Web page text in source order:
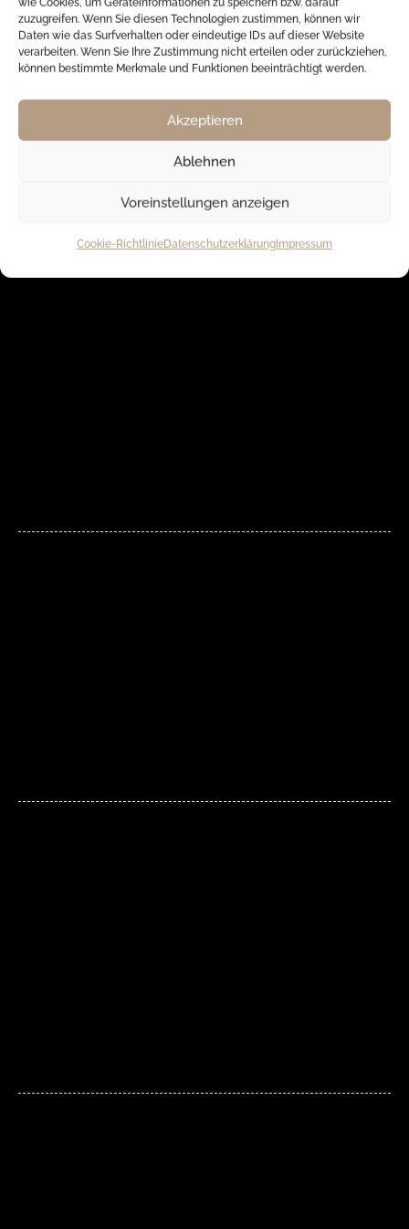
zuzugreifen. Wenn Sie diesen Technologien zustimmen, können wir
Daten wie das Surfverhalten oder eindeutige IDs auf dieser Website
verarbeiten. Wenn Sie Ihre Zustimmung nicht erteilen oder zurückziehen,
können bestimmte Merkmale und Funktionen beeinträchtigt werden.
Akzeptieren
Ablehnen
Voreinstellungen anzeigen
Cookie-RichtlinieDatenschutzerklärungImpressum